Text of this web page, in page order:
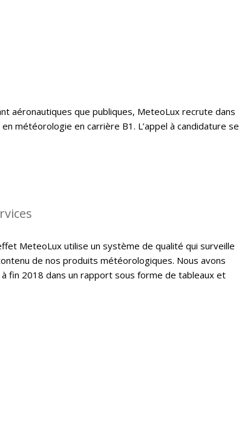
aéronautiques que publiques, MeteoLux recrute dans
météorologie en carrière B1. L’appel à candidature se
MeteoLux utilise un système de qualité qui surveille
de nos produits météorologiques. Nous avons
fin 2018 dans un rapport sous forme de tableaux et